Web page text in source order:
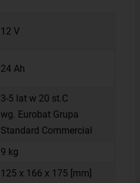
12 V
24 Ah
3-5 lat w 20 st.C
wg. Eurobat Grupa
Standard Commercial
9 kg
125 x 166 x 175 [mm]